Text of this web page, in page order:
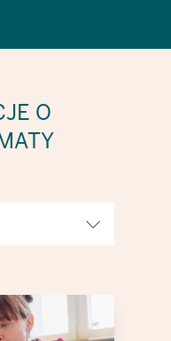
O